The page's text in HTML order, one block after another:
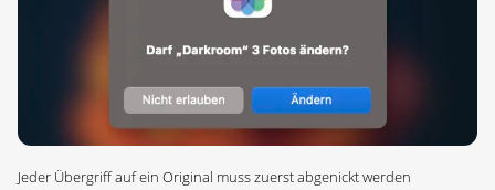
Jeder Übergriff auf ein Original muss zuerst abgenickt werden